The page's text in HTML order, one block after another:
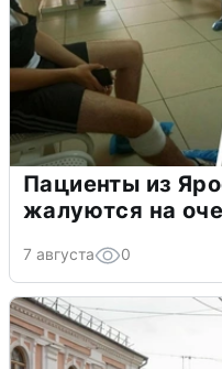
Пациенты из
жалуются на
7 августа 0